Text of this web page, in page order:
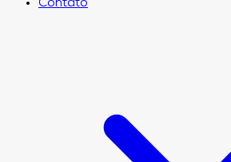
Contato